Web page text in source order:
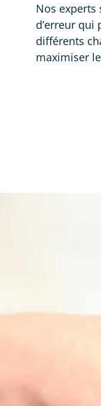
Nos experts
d’erreur qui
différents
maximiser